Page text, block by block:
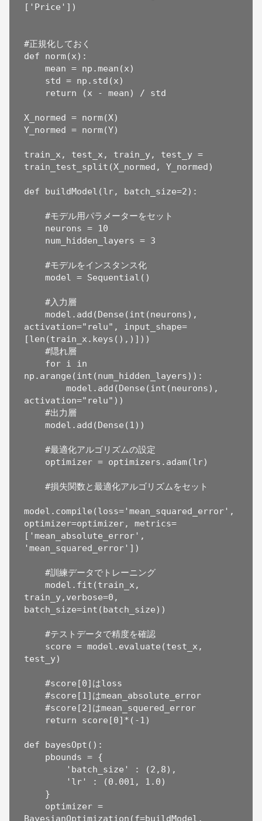
['Price'])
#正規化しておく
def norm(x):
    mean = np.mean(x)
X_normed = norm(X)
Y_normed = norm(Y)
train_x, test_x, train_y, test_y =
train_test_split(X_normed, Y_normed)
def buildModel(lr, batch_size=2):
    #モデル用パラメーターをセット
    #モデルをインスタンス化
    model = Sequential()
    #入力層
    model.add(Dense(int(neurons),
activation="relu", input_shape=
[len(train_x.keys(),)]))
    #隠れ層
np.arange(int(num_hidden_layers)):
        model.add(Dense(int(neurons),
activation="relu"))
    #出力層
    model.add(Dense(1))
    #最適化アルゴリズムの設定
    #損失関数と最適化アルゴリズムをセット
model.compile(loss='mean_squared_error',
optimizer=optimizer, metrics=
['mean_absolute_error',
'mean_squared_error'])
    #訓練データでトレーニング
    model.fit(train_x,
train_y,verbose=0,
batch_size=int(batch_size))
    #テストデータで精度を確認
test_y)
    #score[0]はloss
    #score[1]はmean_absolute_error
    #score[2]はmean_squered_error
def bayesOpt():
BayesianOptimization(f=buildModel,